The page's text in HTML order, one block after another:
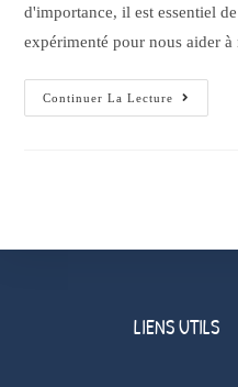
d'importance, il est essentiel
expérimenté pour nous aider
Continuer La Lecture
LIENS UTILS